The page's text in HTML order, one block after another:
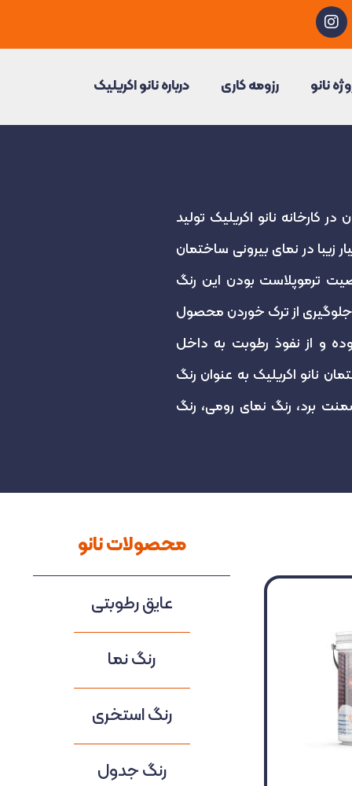
I
n
s
a
g
a
نانو رزومه کاری درباره نانو اکریلیک
کارخانه نانو اکریلیک تولید
زیبا در نمای بیرونی ساختمان
ترموپلاست بودن این رنگ
جلوگیری از ترک خوردن محصول
و از نفوذ رطوبت به داخل
نانو اکریلیک به عنوان رنگ
برد، رنگ نمای رومی، رنگ
محصولات نانو
عایق رطوبتی
رنگ نما
رنگ استخری
رنگ جدول